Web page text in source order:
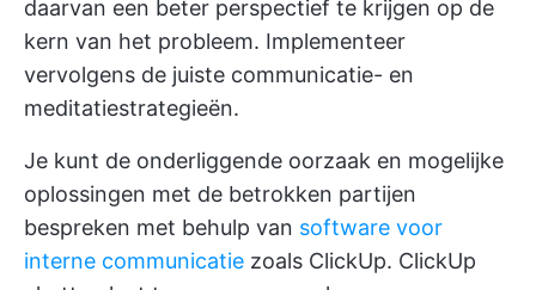
daarvan een beter perspectief te krijgen op de
kern van het probleem. Implementeer
vervolgens de juiste communicatie- en
meditatiestrategieën.
Je kunt de onderliggende oorzaak en mogelijke
oplossingen met de betrokken partijen
bespreken met behulp van software voor
interne communicatie zoals ClickUp. ClickUp